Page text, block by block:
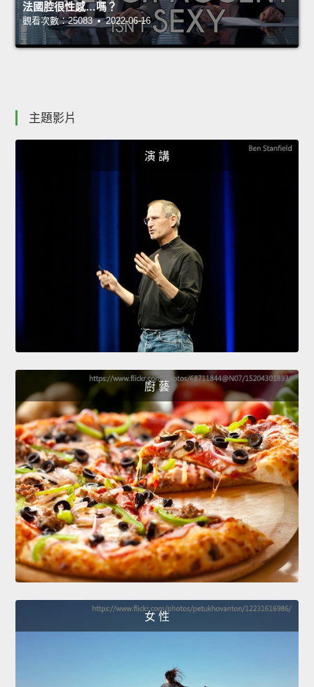
法國腔很性感…嗎？
觀看次數：25083 • 2022-06-16
主題影片
演 講
廚 藝
女 性